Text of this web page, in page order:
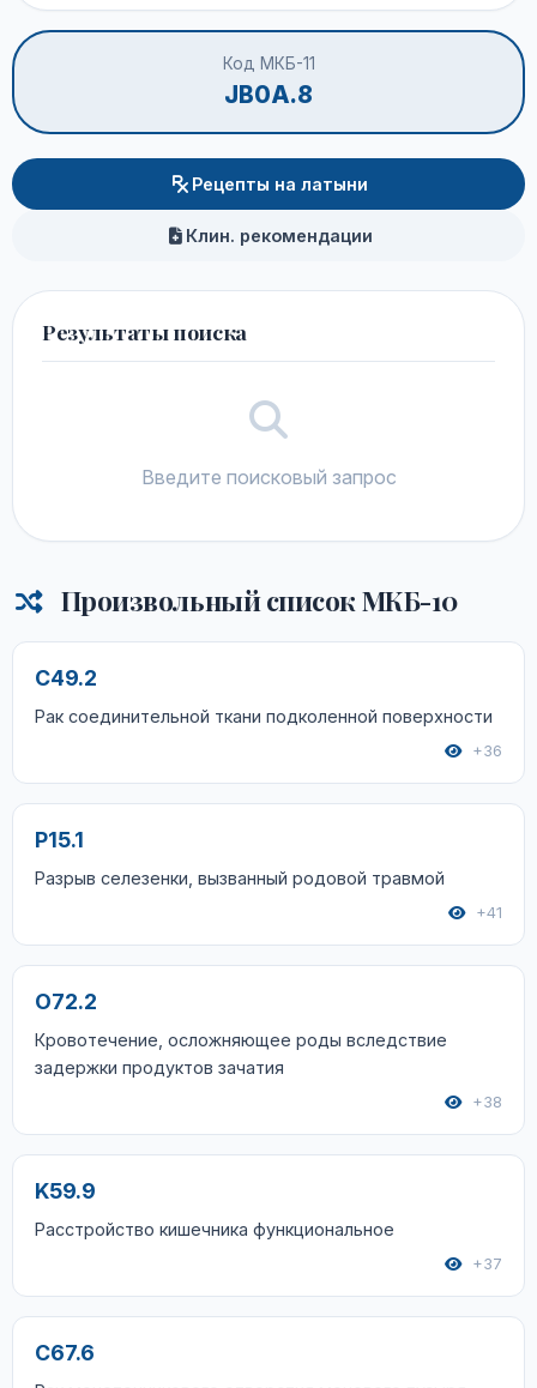
Код МКБ-11
JB0A.8
Рецепты на латыни
Клин. рекомендации
Результаты поиска
Введите поисковый запрос
Произвольный список МКБ-10
C49.2
Рак соединительной ткани подколенной поверхности
+36
P15.1
Разрыв селезенки, вызванный родовой травмой
+41
O72.2
Кровотечение, осложняющее роды вследствие
задержки продуктов зачатия
+38
K59.9
Расстройство кишечника функциональное
+37
C67.6